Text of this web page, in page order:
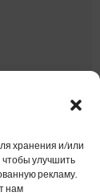
хранения и/или
улучшить
рекламу.
нам